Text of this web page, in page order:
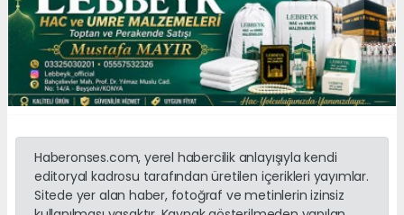
Haberonses.com, yerel habercilik anlayışıyla kendi
editoryal kadrosu tarafından üretilen içerikleri yayımlar.
Sitede yer alan haber, fotoğraf ve metinlerin izinsiz